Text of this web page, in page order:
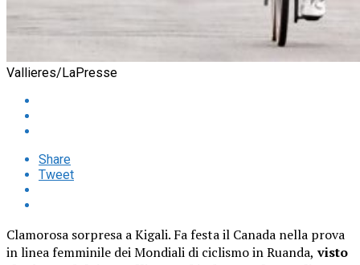
Vallieres/LaPresse
Share
Tweet
Clamorosa sorpresa a Kigali. Fa festa il Canada nella prova
in linea femminile dei Mondiali di ciclismo in Ruanda, visto